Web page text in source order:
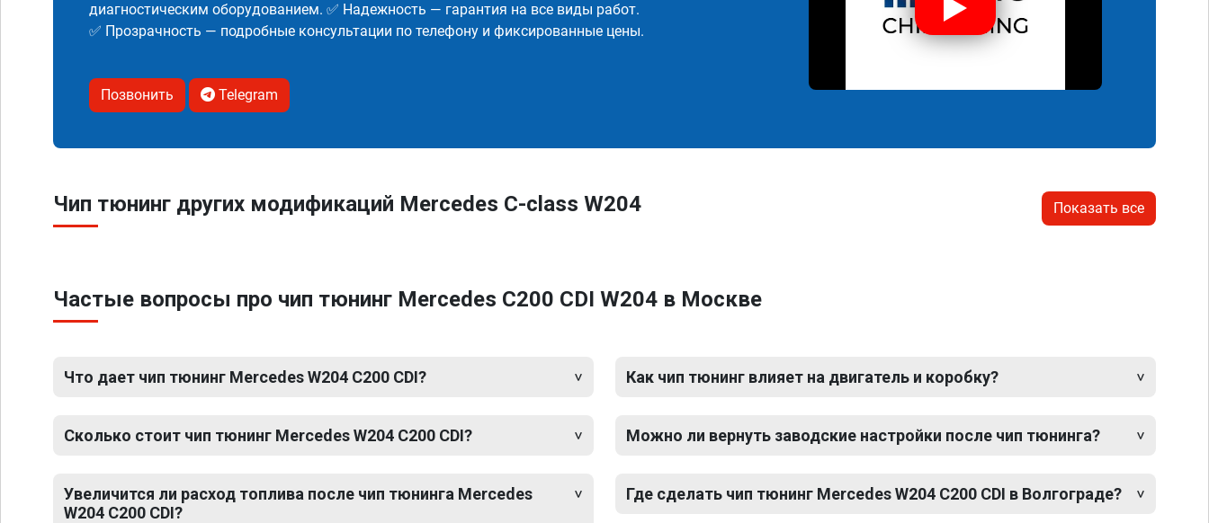
диагностическим оборудованием. ✅ Надежность — гарантия на все виды работ.
✅ Прозрачность — подробные консультации по телефону и фиксированные цены.
Позвонить Telegram
Чип тюнинг других модификаций Mercedes C-class W204 Показать все
Частые вопросы про чип тюнинг Mercedes C200 CDI W204 в Москве
Что дает чип тюнинг Mercedes W204 C200 CDI?
Сколько стоит чип тюнинг Mercedes W204 C200 CDI?
Увеличится ли расход топлива после чип тюнинга Mercedes
W204 C200 CDI?
Как чип тюнинг влияет на двигатель и коробку?
Можно ли вернуть заводские настройки после чип тюнинга?
Где сделать чип тюнинг Mercedes W204 C200 CDI в Волгограде?